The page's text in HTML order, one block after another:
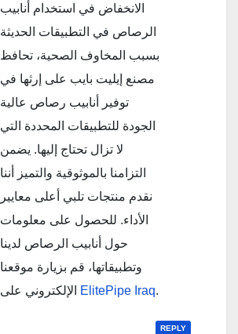
الانخفاض في استخدام أنابيب
الرصاص في التطبيقات الحديثة
بسبب المخاوف الصحية، تحافظ
مصنع إيليت بايب على إرثها في
توفير أنابيب رصاص عالية
الجودة للتطبيقات المحددة التي
لا تزال تحتاج إليها. يضمن
التزامنا بالموثوقية والتميز أننا
نقدم منتجات تلبي أعلى معايير
الأداء. للحصول على معلومات
حول أنابيب الرصاص لدينا
وتطبيقاتها، قم بزيارة موقعنا
ElitePipe Iraq.
REPLY